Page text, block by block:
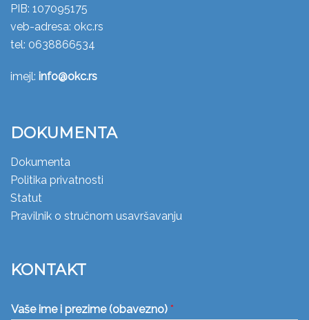
PIB: 107095175
veb-adresa: okc.rs
tel: 0638866534
imejl: info@okc.rs
DOKUMENTA
Dokumenta
Politika privatnosti
Statut
Pravilnik o stručnom usavršavanju
KONTAKT
Vaše ime i prezime (obavezno) *